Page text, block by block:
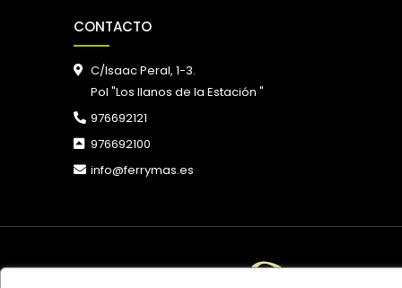
CONTACTO
C/Isaac Peral, 1-3.
Pol "Los llanos de la Estación "
976692121
976692100
info@ferrymas.es